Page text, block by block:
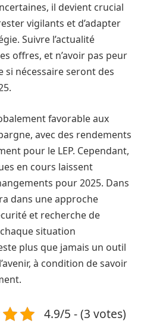
il devient crucial
vigilants et d’adapter
Suivre l’actualité
offres, et n’avoir pas peur
si nécessaire seront des
favorable aux
avec des rendements
pour le LEP. Cependant,
en cours laissent
pour 2025. Dans
dans une approche
et recherche de
situation
plus que jamais un outil
à condition de savoir
4.9/5 - (3 votes)